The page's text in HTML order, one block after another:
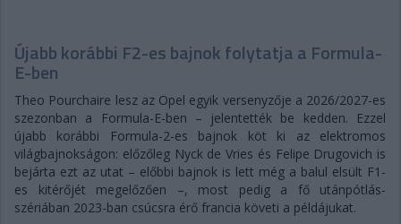
Újabb korábbi F2-es bajnok folytatja a Formula-
E-ben
Theo Pourchaire lesz az Opel egyik versenyzője a 2026/2027-es
szezonban a Formula-E-ben – jelentették be kedden. Ezzel
újabb korábbi Formula-2-es bajnok köt ki az elektromos
világbajnokságon: előzőleg Nyck de Vries és Felipe Drugovich is
bejárta ezt az utat – előbbi bajnok is lett még a balul elsült F1-
es kitérőjét megelőzően –, most pedig a fő utánpótlás-
szériában 2023-ban csúcsra érő francia követi a példájukat.